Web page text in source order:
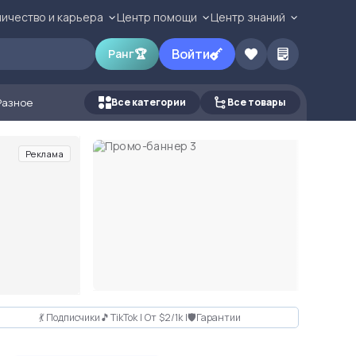
и карьера Центр помощи Центр знаний
Ранг🏆 Войти
Все категории Все товары
Реклама
💃 Подписчики🎵TikTok | От $2/1k |🛡Гарантии